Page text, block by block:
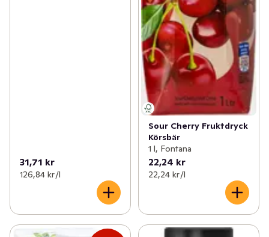
31,71 kr
126,84 kr /l
Sour Cherry Fruktdryck
Körsbär
1 l, Fontana
22,24 kr
22,24 kr /l